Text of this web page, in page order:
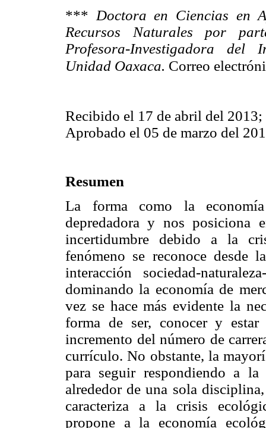
***Doctora en Ciencias en
Recursos Naturales por
Profesora-Investigadora del
Unidad Oaxaca. Correo
Recibido el 17 de abril del 2013;
Aprobado el 05 de marzo del
Resumen
La forma como la
depredadora y nos
incertidumbre debido a la
fenómeno se reconoce desde
interacción sociedad-
dominando la economía de
vez se hace más evidente la
forma de ser, conocer y
incremento del número de
currículo. No obstante, la
para seguir respondiendo a
alrededor de una sola
caracteriza a la crisis
propone a la economía